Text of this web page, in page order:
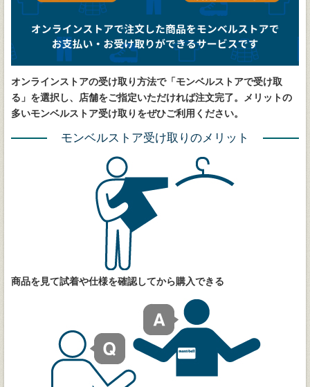
オンラインストアの受け取り方法で「モンベルストアで受け取
る」を選択し、店舗をご指定いただければ注文完了。メリットの
多いモンベルストア受け取りをぜひご利用ください。
モンベルストア受け取りのメリット
商品を見て試着や仕様を確認してから購入できる